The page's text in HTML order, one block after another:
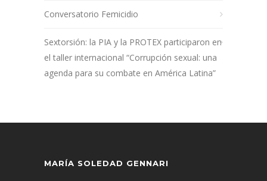
Conversatorio Femicidio
Sextorsión: la PIA y la PROTEX participaron en
el taller internacional “Corrupción sexual: una
agenda para su combate en América Latina”
MARÍA SOLEDAD GENNARI